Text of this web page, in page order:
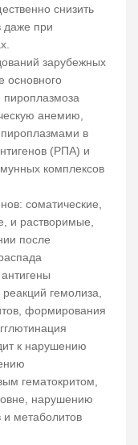
снизить
даже при
зарубежных
основного
пироплазмоза
анемию,
в
(РПА) и
комплексов
соматические,
и растворимые,
после
гемолиза,
формирования
к нарушению
гематокритом,
нарушению
и метаболитов